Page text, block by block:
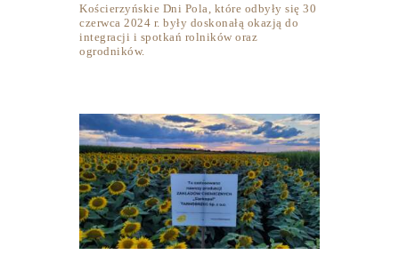
Kościerzyńskie Dni Pola, które odbyły się 30
czerwca 2024 r. były doskonałą okazją do
integracji i spotkań rolników oraz
ogrodników.